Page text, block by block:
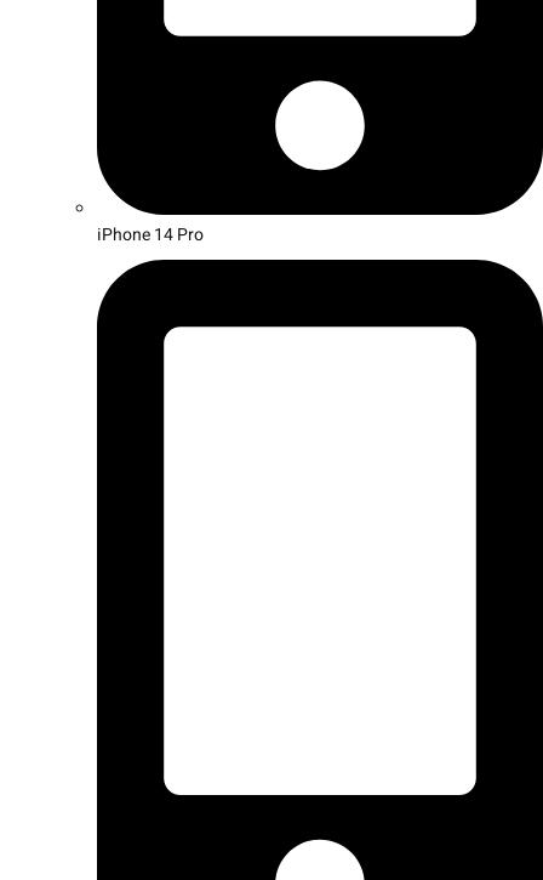
iPhone 14 Pro